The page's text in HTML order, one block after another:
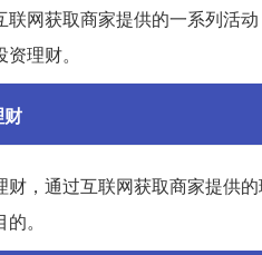
网获取商家提供的一系列活
理财。
财
，通过互联网获取商家提供
。